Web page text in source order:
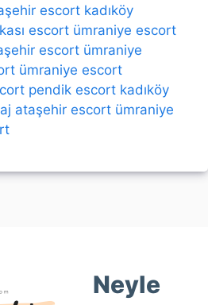
escort kadıköy
escort ümraniye escort
escort ümraniye
ümraniye escort
pendik escort kadıköy
ataşehir escort ümraniye
Neyle